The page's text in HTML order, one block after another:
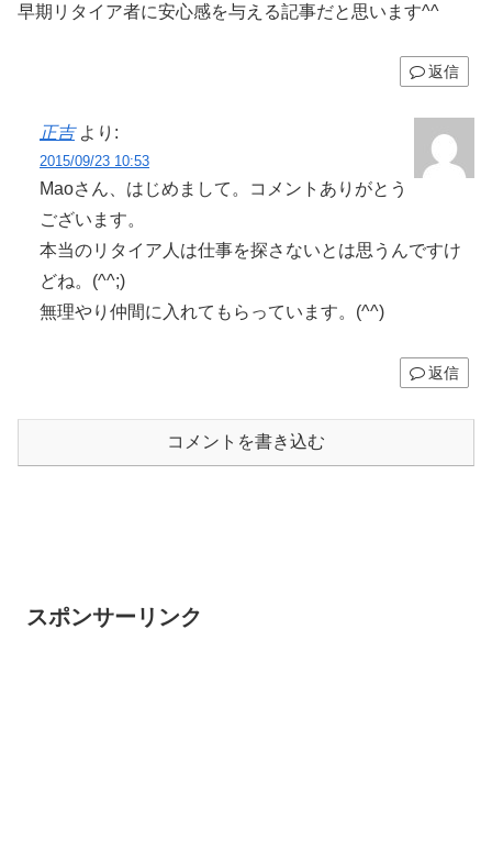
早期リタイア者に安心感を与える記事だと思います^^
返信
正吉 より:
2015/09/23 10:53
Maoさん、はじめまして。コメントありがとう
ございます。
本当のリタイア人は仕事を探さないとは思うんですけ
どね。(^^;)
無理やり仲間に入れてもらっています。(^^)
返信
コメントを書き込む
スポンサーリンク